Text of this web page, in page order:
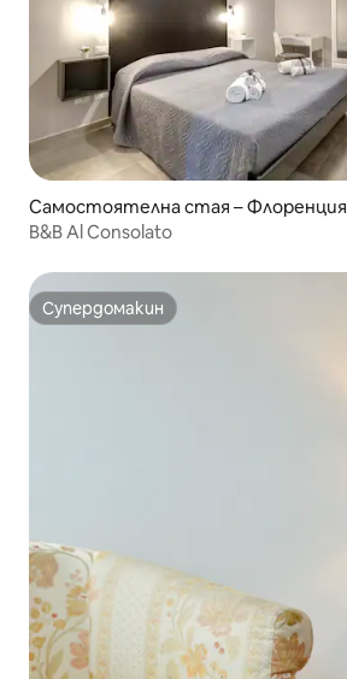
Самостоятелна стая – Флоренция
B&B Al Consolato
Супердомакин
Супердомакин